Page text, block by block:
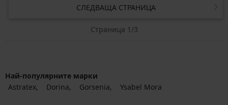
СЛЕДВАЩА СТРАНИЦА
Страница 1/3
Най-популярните марки
Astratex
Dorina Gorsenia Ysabel Mora